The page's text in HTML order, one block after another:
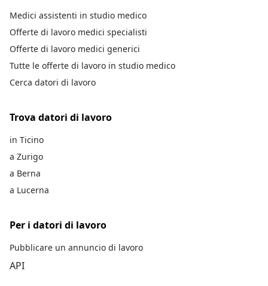
Medici assistenti in studio medico
Offerte di lavoro medici specialisti
Offerte di lavoro medici generici
Tutte le offerte di lavoro in studio medico
Cerca datori di lavoro
Trova datori di lavoro
in Ticino
a Zurigo
a Berna
a Lucerna
Per i datori di lavoro
Pubblicare un annuncio di lavoro
API